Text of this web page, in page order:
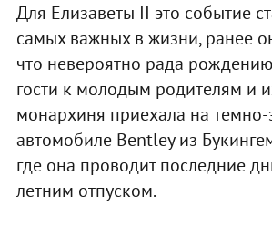
Для Елизаветы II это событие
самых важных в жизни, ранее
что невероятно рада
гости к молодым родителям и
монархиня приехала на
автомобиле Bentley из
где она проводит последние
летним отпуском.